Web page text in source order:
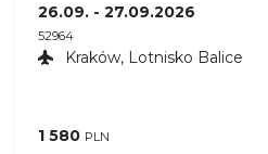
26.09. - 27.09.2026
52964
Kraków, Lotnisko Balice
1 580 PLN